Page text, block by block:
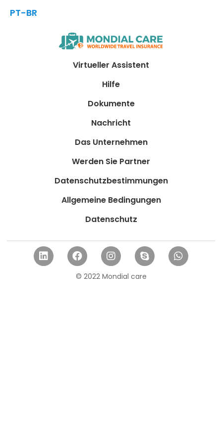
PT-BR
Virtueller Assistent
Hilfe
Dokumente
Nachricht
Das Unternehmen
Werden Sie Partner
Datenschutzbestimmungen
Allgemeine Bedingungen
Datenschutz
© 2022 Mondial care